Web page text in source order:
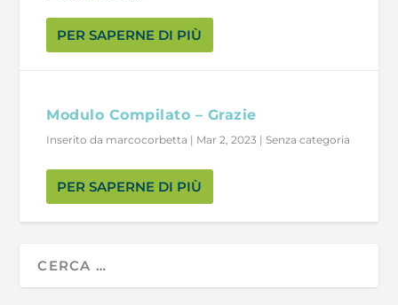
PER SAPERNE DI PIÙ
Modulo Compilato – Grazie
Inserito da marcocorbetta | Mar 2, 2023 |Senza categoria
PER SAPERNE DI PIÙ